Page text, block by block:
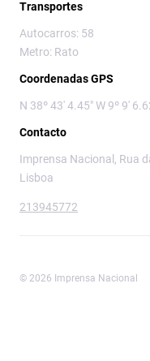
Transportes
Autocarros: 58
Metro: Rato
Coordenadas GPS
N 38º 43' 4.45" W 9º 9'
Contacto
Imprensa Nacional, Rua
Lisboa
213945772
© 2026 Imprensa Nacional